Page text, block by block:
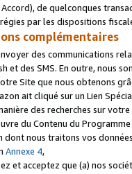
de quelconques
par les dispositions
complémentaires
des communications
et des SMS. En outre, nous
Site que nous obtenons
ait cliqué sur un Lien
des recherches sur
du Contenu du
dont nous traitons vos
Annexe 4,
et acceptez que (a) nos